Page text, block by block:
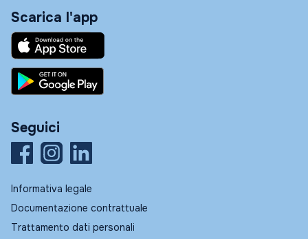
Scarica l'app
Seguici
Informativa legale
Documentazione contrattuale
Trattamento dati personali